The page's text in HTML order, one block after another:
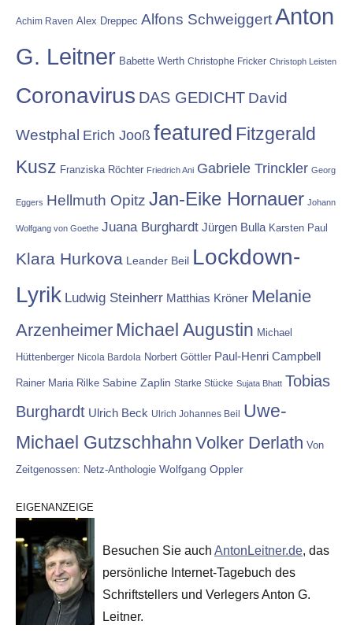
Achim Raven Alex Dreppec Alfons SchweiggertAnton
G. Leitner Babette Werth Christophe Fricker Christoph Leisten
Coronavirus DAS GEDICHT David
Westphal Erich Jooß featured Fitzgerald
Kusz Franziska Röchter Friedrich Ani Gabriele Trinckler Georg
Eggers Hellmuth Opitz Jan-Eike Hornauer Johann
Wolfgang von Goethe Juana Burghardt Jürgen Bulla Karsten Paul
Klara Hurkova Leander Beil Lockdown-
Lyrik Ludwig Steinherr Matthias Kröner Melanie
Arzenheimer Michael Augustin Michael
Hüttenberger Nicola Bardola Norbert Göttler Paul-Henri Campbell
Rainer Maria Rilke Sabine Zaplin Starke Stücke Sujata Bhatt Tobias
Burghardt Ulrich Beck Ulrich Johannes Beil Uwe-
Michael Gutzschhahn Volker Derlath Von
Zeitgenossen: Netz-Anthologie Wolfgang Oppler
EIGENANZEIGE
Besuchen Sie auch AntonLeitner.de, das
persönliche Internet-Tagebuch des
Schriftstellers und Verlegers Anton G.
Leitner.